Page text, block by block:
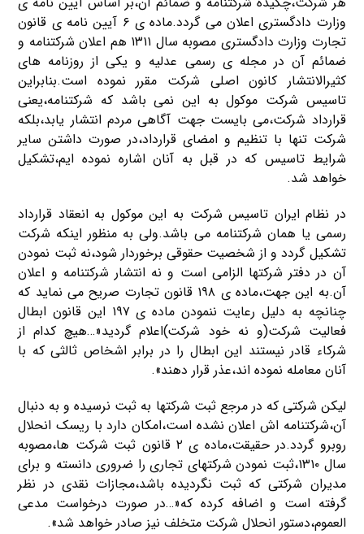
وزارت دادگستری اعلان می گردد.ماده ی ۶ آیین نامه ی قانون
تجارت وزارت دادگستری مصوبه سال ۱۳۱۱ هم اعلان شرکتنامه و
ضمائم آن در مجله ی رسمی عدلیه و یکی از روزنامه های
کثیرالانتشار کانون اصلی شرکت مقرر نموده است.بنابراین
تاسیس شرکت موکول به این نمی باشد که شرکتنامه،یعنی
قرارداد شرکت،می بایست جهت آگاهی مردم انتشار یابد،بلکه
شرکت تنها با تنظیم و امضای قرارداد،در صورت داشتن سایر
شرایط تاسیس که در قبل به آنان اشاره نموده ایم،تشکیل
خواهد شد.
در نظام ایران تاسیس شرکت به این موکول به انعقاد قرارداد
رسمی یا همان شرکتنامه می باشد.ولی به منظور اینکه شرکت
تشکیل گردد و از شخصیت حقوقی برخوردار شود،نه ثبت نمودن
آن در دفتر شرکتها الزامی است و نه انتشار شرکتنامه و اعلان
آن.به این جهت،ماده ی ۱۹۸ قانون تجارت صریح می نماید که
چنانچه به دلیل رعایت ننمودن ماده ی ۱۹۷ این قانون ابطال
فعالیت شرکت(و نه خود شرکت)اعلام گردید«…هیچ کدام از
شرکاء قادر نیستند این ابطال را در برابر اشخاص ثالثی که با
آنان معامله نموده اند،عذر قرار دهند».
لیکن شرکتی که در مرجع ثبت شرکتها به ثبت نرسیده و به دنبال
آن،شرکتنامه اش اعلان نشده است،امکان دارد با ریسک انحلال
روبرو گردد.در حقیقت،ماده ی ۲ قانون ثبت شرکت ها،مصوبه
سال ۱۳۱۰،ثبت نمودن شرکتهای تجاری را ضروری دانسته و برای
مدیران شرکتی که ثبت نگردیده باشد،مجازات نقدی در نظر
گرفته است و اضافه کرده که«…در صورت درخواست مدعی
العموم،دستور انحلال شرکت متخلف نیز صادر خواهد شد».